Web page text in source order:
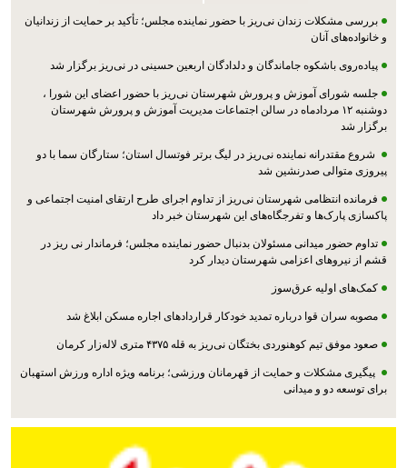
بررسی مشکلات زندان نی‌ریز با حضور نماینده مجلس؛ تأکید بر حمایت از زندانیان
و خانواده‌های آنان
پیاده‌روی باشکوه جاماندگان و دلدادگان اربعین حسینی در نی‌ریز برگزار شد
جلسه شورای آموزش و پرورش شهرستان نی‌ریز با حضور اعضای این شورا ،
دوشنبه ۱۲ مردادماه در سالن اجتماعات مدیریت آموزش و پرورش شهرستان
برگزار شد
شروع مقتدرانه نماینده نی‌ریز در لیگ برتر فوتسال استان؛ ستارگان سما با دو
پیروزی متوالی صدرنشین شد
فرمانده انتظامی شهرستان نی‌ریز از تداوم اجرای طرح ارتقای امنیت اجتماعی و
پاکسازی پارک‌ها و تفرجگاه‌های این شهرستان خبر داد
تداوم حضور میدانی مسئولان بدنبال حضور نماینده مجلس؛ فرماندار نی ریز در
قشم از نیروهای اعزامی شهرستان دیدار کرد
کمک‌های اولیه عرق‌سوز
مصوبه سران قوا درباره تمدید خودکار قراردادهای اجاره مسکن ابلاغ شد
صعود موفق تیم کوهنوردی بختگان نی‌ریز به قله ۴۳۷۵ متری لاله‌زار کرمان
پیگیری مشکلات و حمایت از قهرمانان ورزشی؛ برنامه ویژه اداره ورزش استهبان
برای توسعه دو و میدانی